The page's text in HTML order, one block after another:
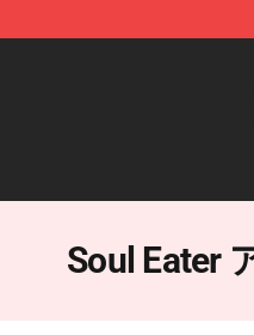
Soul Eater